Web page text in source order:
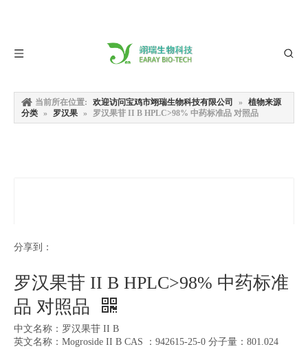
当前所在位置: 欢迎访问宝鸡市翊瑞生物科技有限公司 »
植物来源
分类 » 罗汉果 » 罗汉果苷 II B HPLC>98% 中药标准品 对照品
分享到：
罗汉果苷 II B HPLC>98% 中药标准
品 对照品
中文名称：罗汉果苷 II B
英文名称：Mogroside II B CAS ：942615-25-0 分子量：801.024